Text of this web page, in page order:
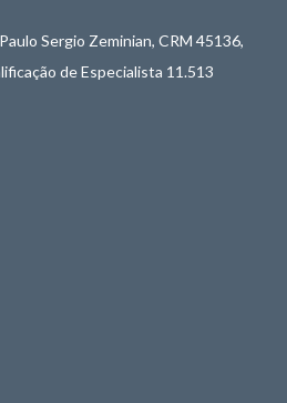
Sergio Zeminian, CRM 45136,
de Especialista 11.513